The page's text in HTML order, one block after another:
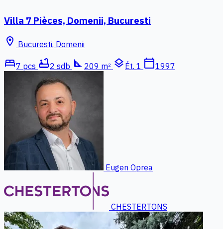
Villa 7 Pièces, Domenii, Bucuresti
location_on Bucuresti, Domenii
bed7 pcs bathtub2 sdb square_foot 209 m² layers Ét. 1 calendar_today1997
Eugen Oprea
CHESTERTONS